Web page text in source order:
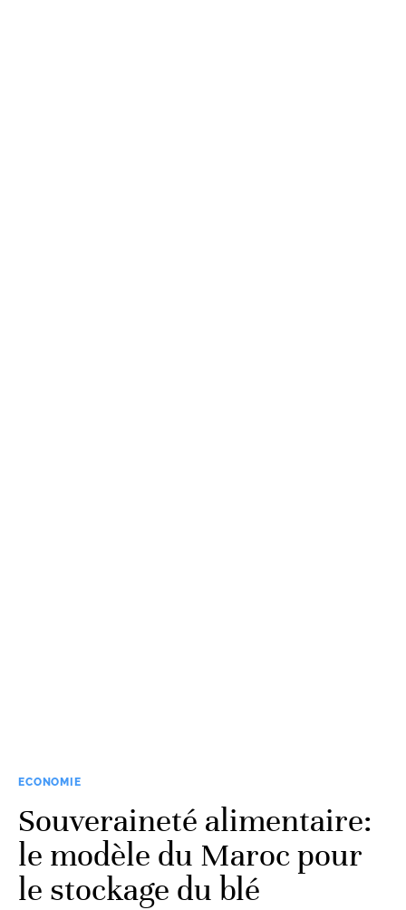
ECONOMIE
Souveraineté alimentaire:
le modèle du Maroc pour
le stockage du blé